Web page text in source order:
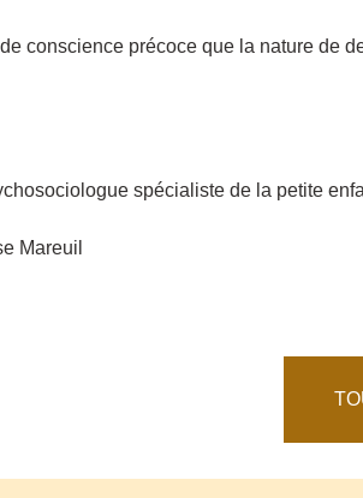
conscience précoce que la nature de
spécialiste de la petite
Mareuil